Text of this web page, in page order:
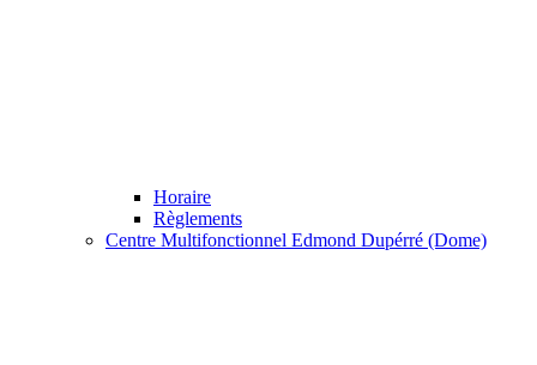
Horaire
Règlements
Centre Multifonctionnel Edmond Dupérré (Dome)